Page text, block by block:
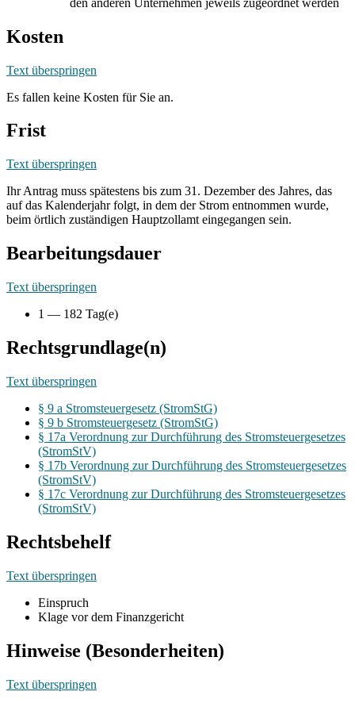
Kosten
Text überspringen
Es fallen keine Kosten für Sie an.
Frist
Text überspringen
Ihr Antrag muss spätestens bis zum 31. Dezember des Jahres, das
auf das Kalenderjahr folgt, in dem der Strom entnommen wurde,
beim örtlich zuständigen Hauptzollamt eingegangen sein.
Bearbeitungsdauer
Text überspringen
1 — 182 Tag(e)
Rechtsgrundlage(n)
Text überspringen
§ 9 a Stromsteuergesetz (StromStG)
§ 9 b Stromsteuergesetz (StromStG)
§ 17a Verordnung zur Durchführung des Stromsteuergesetzes
(StromStV)
§ 17b Verordnung zur Durchführung des Stromsteuergesetzes
(StromStV)
§ 17c Verordnung zur Durchführung des Stromsteuergesetzes
(StromStV)
Rechtsbehelf
Text überspringen
Einspruch
Klage vor dem Finanzgericht
Hinweise (Besonderheiten)
Text überspringen